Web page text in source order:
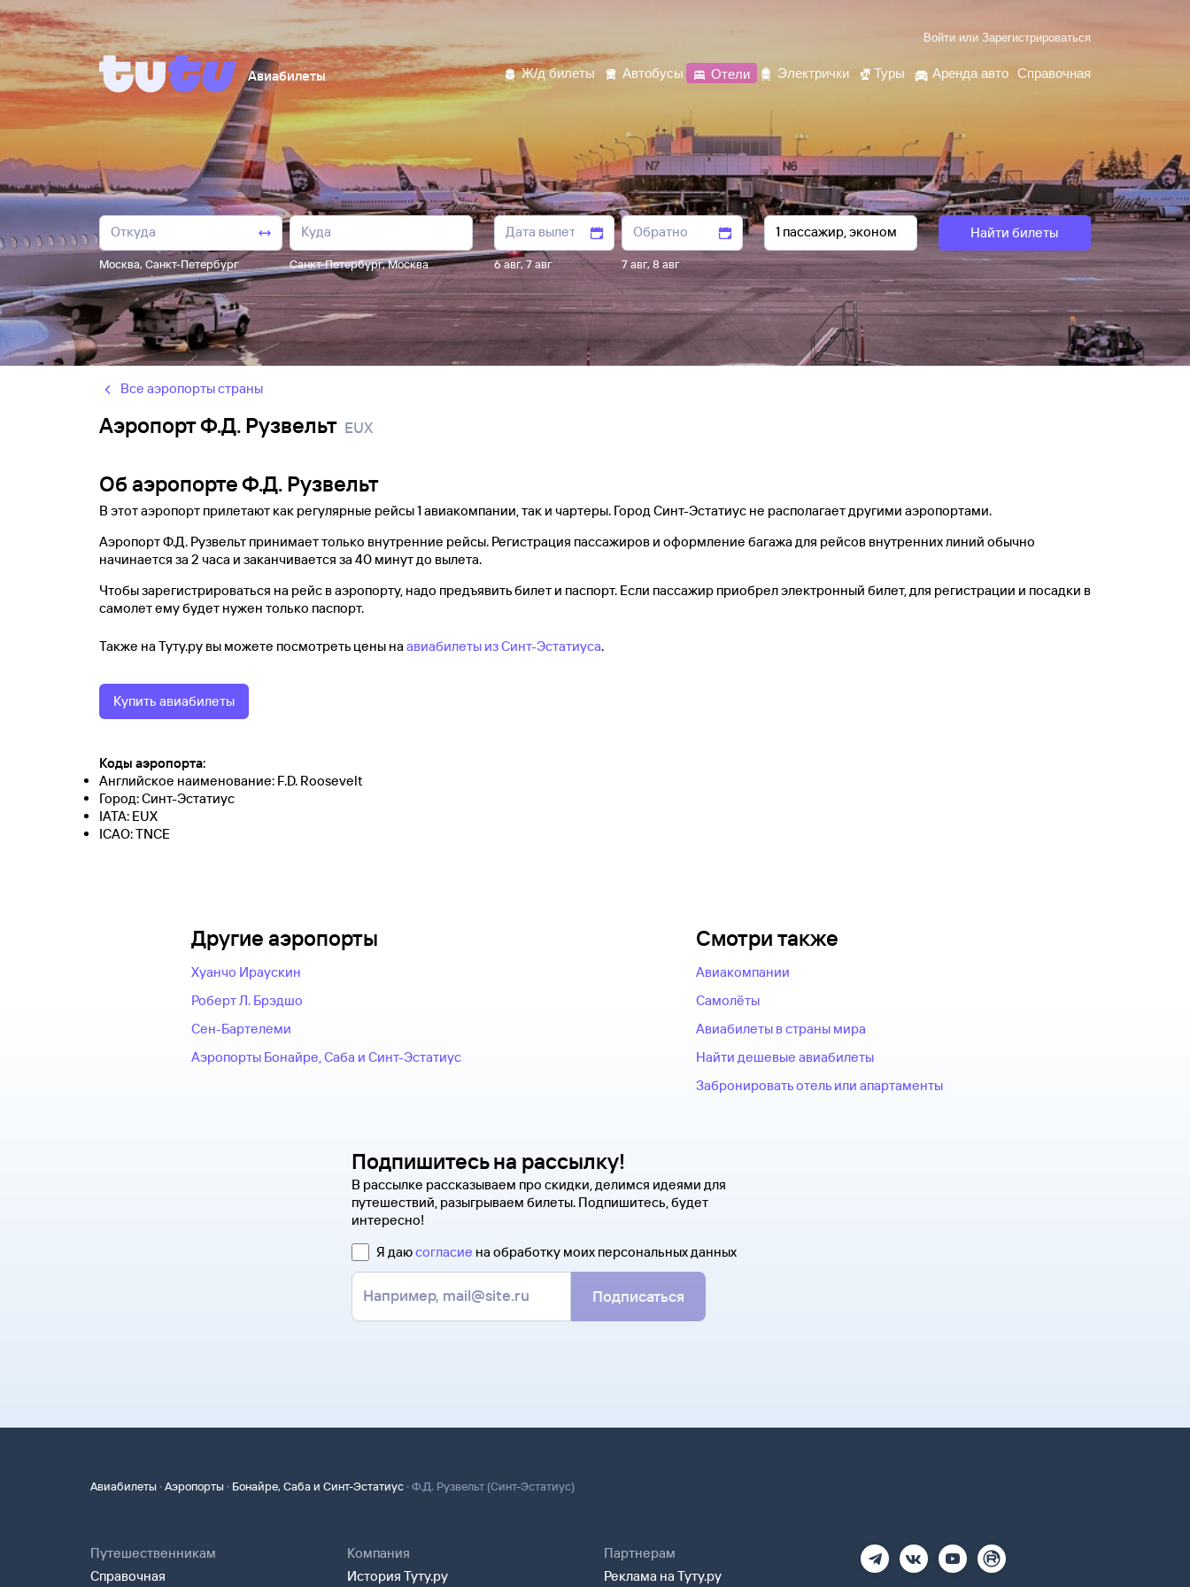
Войти или Зарегистрироваться
Авиабилеты Ж/д билеты Автобусы Отели Электрички Туры Аренда авто Справочная
Москва, Санкт-Петербург Санкт-Петербург,Москва 6 авг, 7 авг 7 авг,8 авг
Найти билеты
Все аэропорты страны
Аэропорт Ф.Д. Рузвельт EUX
Об аэропорте Ф.Д. Рузвельт
В этот аэропорт прилетают как регулярные рейсы 1 авиакомпании, так и чартеры. Город Синт-Эстатиус не располагает другими аэропортами.
Аэропорт Ф.Д. Рузвельт принимает только внутренние рейсы. Регистрация пассажиров и оформление багажа для рейсов внутренних линий обычно
начинается за 2 часа и заканчивается за 40 минут до вылета.
Чтобы зарегистрироваться на рейс в аэропорту, надо предъявить билет и паспорт. Если пассажир приобрел электронный билет, для регистрации и посадки в
самолет ему будет нужен только паспорт.
Также на Туту.ру вы можете посмотреть цены на авиабилеты из Синт-Эстатиуса.
Купить авиабилеты
Коды аэропорта:
Английское наименование: F.D. Roosevelt
Город: Синт-Эстатиус
IATA: EUX
ICAO: TNCE
Другие аэропорты
Хуанчо Ираускин
Роберт Л. Брэдшо
Сен-Бартелеми
Аэропорты Бонайре, Саба и Синт-Эстатиус
Смотри также
Авиакомпании
Самолёты
Авиабилеты в страны мира
Найти дешевые авиабилеты
Забронировать отель или апартаменты
Подпишитесь на рассылку!
В рассылке рассказываем про скидки, делимся идеями для
путешествий, разыгрываем билеты. Подпишитесь, будет
интересно!
Я даюсогласие на обработку моих персональных данных
Подписаться
Авиабилеты ·Аэропорты · Бонайре, Саба и Синт-Эстатиус ·Ф.Д. Рузвельт (Синт-Эстатиус)
Путешественникам
Справочная
Компания
История Туту.ру
Партнерам
Реклама на Туту.ру